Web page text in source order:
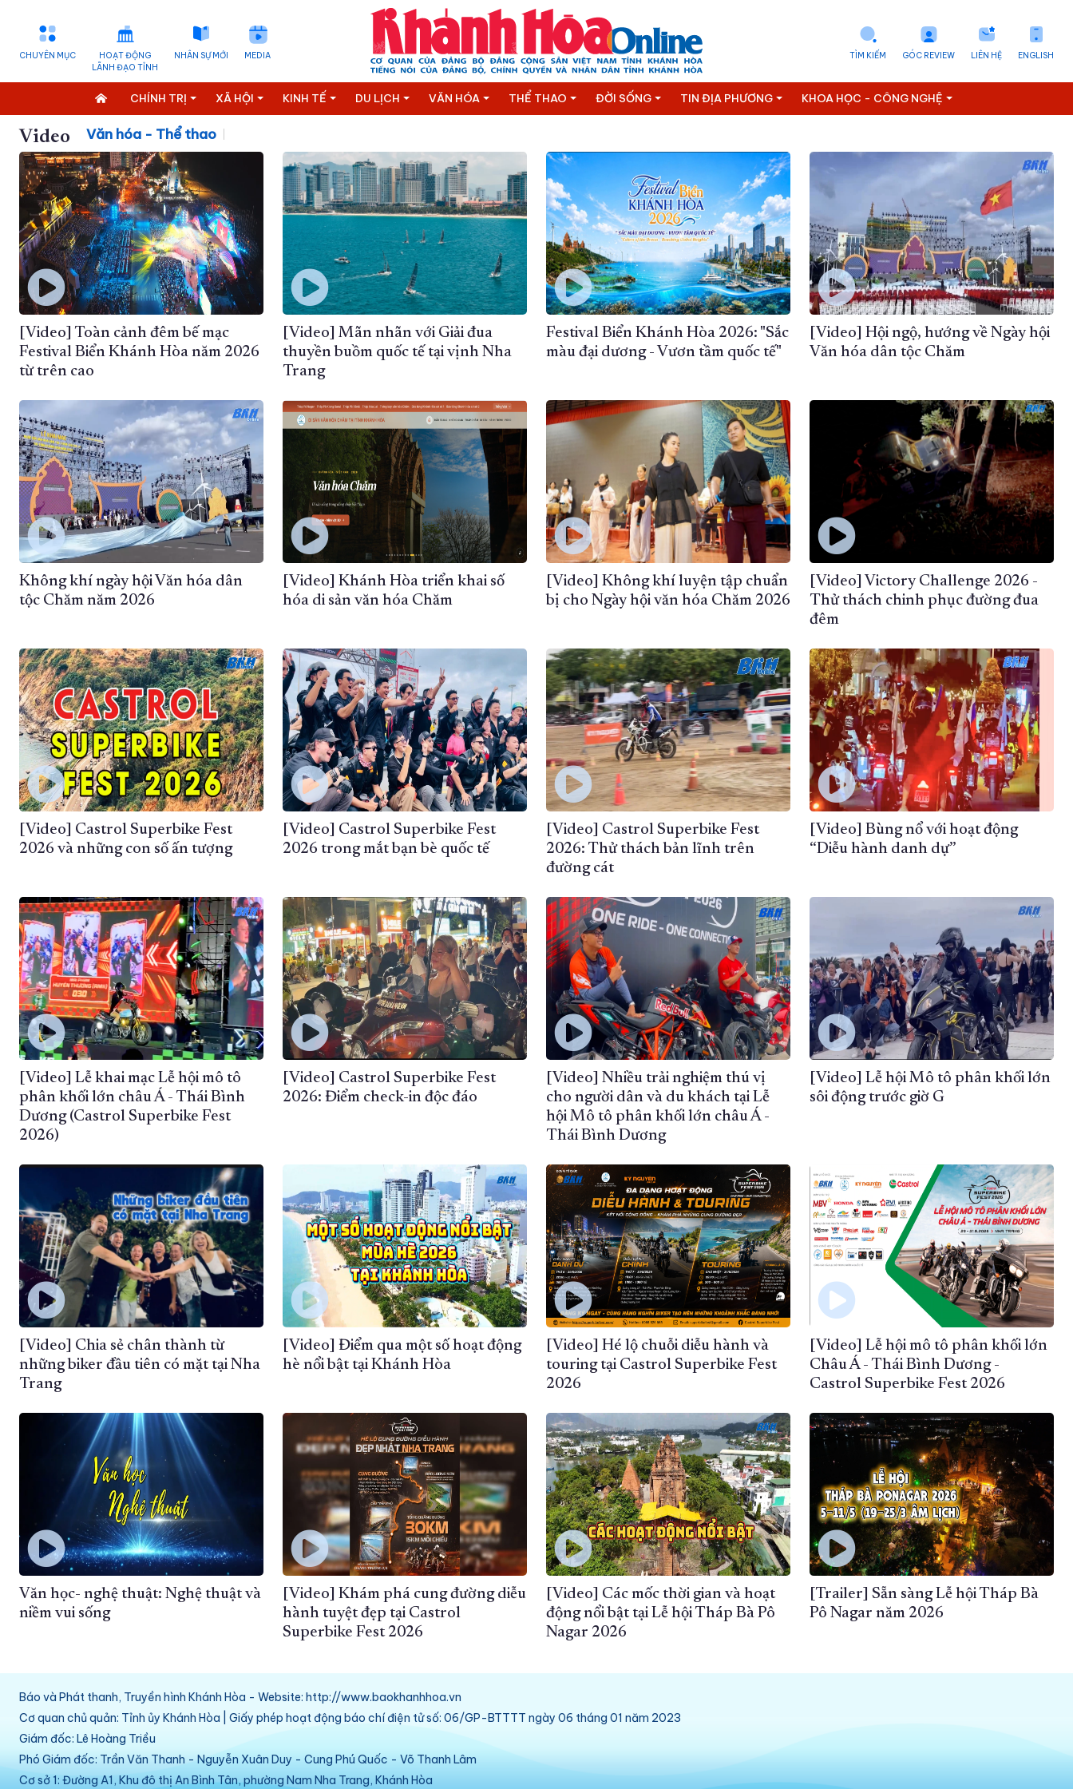
CHUYÊN MỤC
HOẠT ĐỘNG
LÃNH ĐẠO TỈNH
NHÂN SỰ MỚI MEDIA ENGLISH
LIÊN HỆ
GÓC REVIEW
TÌM KIẾM
CHÍNH TRỊ XÃ HỘI KINH TẾ DU LỊCH VĂN HÓA THỂ THAO ĐỜI SỐNG TIN ĐỊA PHƯƠNG KHOA HỌC - CÔNG NGHỆ
Video Văn hóa - Thể thao
[Video] Toàn cảnh đêm bế mạc
Festival Biển Khánh Hòa năm 2026
từ trên cao
[Video] Mãn nhãn với Giải đua
thuyền buồm quốc tế tại vịnh Nha
Trang
Festival Biển Khánh Hòa 2026: "Sắc
màu đại dương - Vươn tầm quốc tế"
[Video] Hội ngộ, hướng về Ngày hội
Văn hóa dân tộc Chăm
Không khí ngày hội Văn hóa dân
tộc Chăm năm 2026
[Video] Khánh Hòa triển khai số
hóa di sản văn hóa Chăm
[Video] Không khí luyện tập chuẩn
bị cho Ngày hội văn hóa Chăm 2026
[Video] Victory Challenge 2026 -
Thử thách chinh phục đường đua
đêm
[Video] Castrol Superbike Fest
2026 và những con số ấn tượng
[Video] Castrol Superbike Fest
2026 trong mắt bạn bè quốc tế
[Video] Castrol Superbike Fest
2026: Thử thách bản lĩnh trên
đường cát
[Video] Bùng nổ với hoạt động
“Diễu hành danh dự”
[Video] Lễ khai mạc Lễ hội mô tô
phân khối lớn châu Á - Thái Bình
Dương (Castrol Superbike Fest
2026)
[Video] Castrol Superbike Fest
2026: Điểm check-in độc đáo
[Video] Nhiều trải nghiệm thú vị
cho người dân và du khách tại Lễ
hội Mô tô phân khối lớn châu Á -
Thái Bình Dương
[Video] Lễ hội Mô tô phân khối lớn
sôi động trước giờ G
[Video] Chia sẻ chân thành từ
những biker đầu tiên có mặt tại Nha
Trang
[Video] Điểm qua một số hoạt động
hè nổi bật tại Khánh Hòa
[Video] Hé lộ chuỗi diễu hành và
touring tại Castrol Superbike Fest
2026
[Video] Lễ hội mô tô phân khối lớn
Châu Á - Thái Bình Dương -
Castrol Superbike Fest 2026
Văn học- nghệ thuật: Nghệ thuật và
niềm vui sống
[Video] Khám phá cung đường diễu
hành tuyệt đẹp tại Castrol
Superbike Fest 2026
[Video] Các mốc thời gian và hoạt
động nổi bật tại Lễ hội Tháp Bà Pô
Nagar 2026
[Trailer] Sẵn sàng Lễ hội Tháp Bà
Pô Nagar năm 2026
Báo và Phát thanh, Truyền hình Khánh Hòa - Website: http://www.baokhanhhoa.vn
Cơ quan chủ quản: Tỉnh ủy Khánh Hòa | Giấy phép hoạt động báo chí điện tử số: 06/GP-BTTTT ngày 06 tháng 01 năm 2023
Giám đốc: Lê Hoàng Triều
Phó Giám đốc: Trần Văn Thanh - Nguyễn Xuân Duy - Cung Phú Quốc - Võ Thanh Lâm
Cơ sở 1: Đường A1, Khu đô thị An Bình Tân, phường Nam Nha Trang, Khánh Hòa